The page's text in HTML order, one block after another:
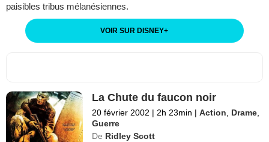
paisibles tribus mélanésiennes.
VOIR SUR DISNEY+
La Chute du faucon noir
20 février 2002 | 2h 23min | Action, Drame,
Guerre
De Ridley Scott